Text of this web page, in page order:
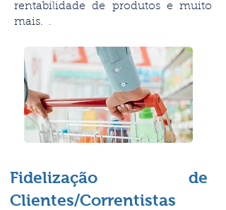
rentabilidade de produtos e muito
mais. .
Fidelização de
Clientes/Correntistas